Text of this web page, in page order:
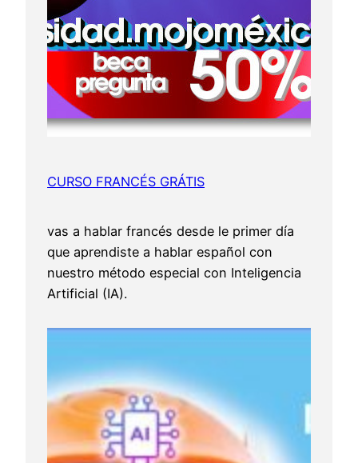
CURSO FRANCÉS GRÁTIS
vas a hablar francés desde le primer día
que aprendiste a hablar español con
nuestro método especial con Inteligencia
Artificial (IA).